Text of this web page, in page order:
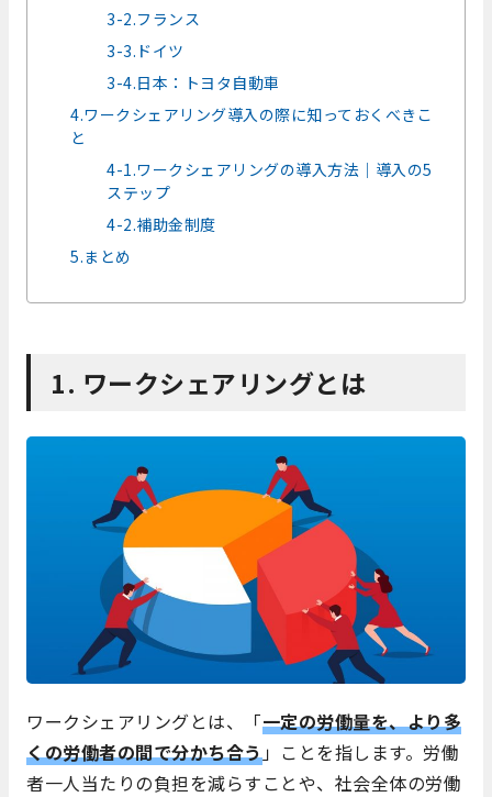
3-2.フランス
3-3.ドイツ
3-4.日本：トヨタ自動車
4.ワークシェアリング導入の際に知っておくべきこ
と
4-1.ワークシェアリングの導入方法｜導入の5
ステップ
4-2.補助金制度
5.まとめ
1. ワークシェアリングとは
ワークシェアリングとは、「一定の労働量を、より多
くの労働者の間で分かち合う」ことを指します。労働
者一人当たりの負担を減らすことや、社会全体の労働